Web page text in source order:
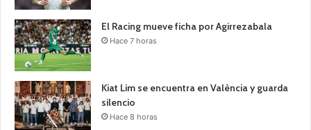
El Racing mueve ficha por Agirrezabala
Hace 7 horas
Kiat Lim se encuentra en València y guarda
silencio
Hace 8 horas